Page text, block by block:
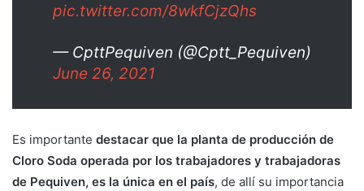
pic.twitter.com/8wkfCjzQhs
— CpttPequiven (@Cptt_Pequiven)
June 26, 2021
Es importante destacar que la planta de producción de
Cloro Soda operada por los trabajadores y trabajadoras
de Pequiven, es la única en el país, de allí su importancia